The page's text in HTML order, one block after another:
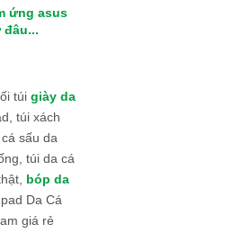
ứng asus
đâu...
túi giày da
túi xách
sấu da
túi da cá
bóp da
Da Cá
giá rẻ